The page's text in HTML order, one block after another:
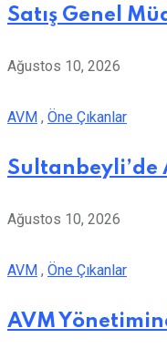
Satış Genel
Ağustos 10, 2026
AVM , Öne Çıkanlar
Sultanbeyli’de
Ağustos 10, 2026
AVM , Öne Çıkanlar
AVM